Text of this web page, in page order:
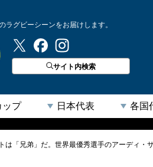
ラグビーシーンをお届けします。
ラグビーリパブリック
サイト内検索
ップ 日本代表 各国
は「兄弟」だ。世界最優秀選手のアーディ・